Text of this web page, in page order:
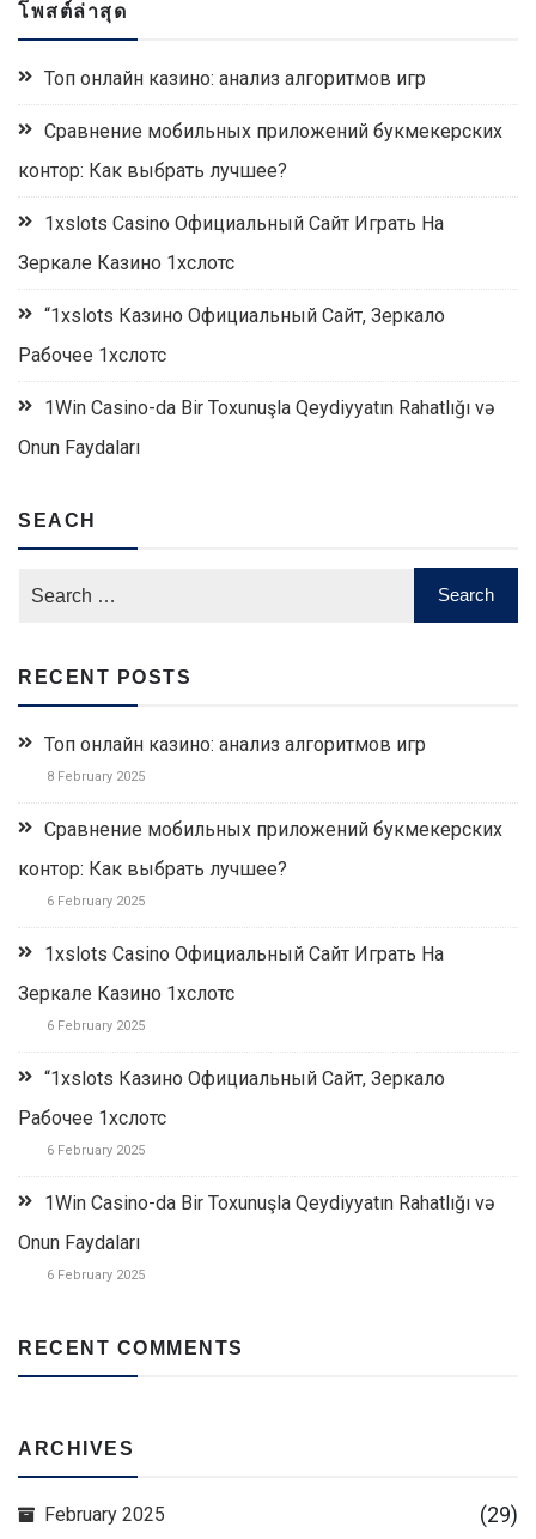
โพสต์ล่าสุด
Топ онлайн казино: анализ алгоритмов игр
Сравнение мобильных приложений букмекерских
контор: Как выбрать лучшее?
1xslots Casino Официальный Сайт Играть На
Зеркале Казино 1хслотс
“1xslots Казино Официальный Сайт, Зеркало
Рабочее 1хслотс
1Win Casino-da Bir Toxunuşla Qeydiyyatın Rahatlığı və
Onun Faydaları
SEACH
RECENT POSTS
Топ онлайн казино: анализ алгоритмов игр
8 February 2025
Сравнение мобильных приложений букмекерских
контор: Как выбрать лучшее?
6 February 2025
1xslots Casino Официальный Сайт Играть На
Зеркале Казино 1хслотс
6 February 2025
“1xslots Казино Официальный Сайт, Зеркало
Рабочее 1хслотс
6 February 2025
1Win Casino-da Bir Toxunuşla Qeydiyyatın Rahatlığı və
Onun Faydaları
6 February 2025
RECENT COMMENTS
ARCHIVES
February 2025 (29)